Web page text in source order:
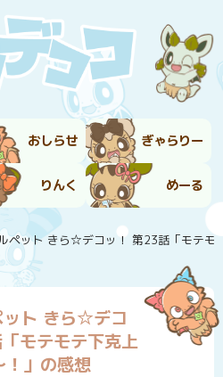
おしらせ ぎゃらりー
りんく めーる
ペット きら☆デコッ！ 第23話「モテモ
ット きら☆デコ
モテモテ下克上
！」の感想